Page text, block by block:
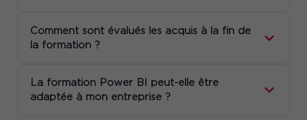
Comment sont évalués les acquis à la fin de
la formation ?
La formation Power BI peut-elle être
adaptée à mon entreprise ?